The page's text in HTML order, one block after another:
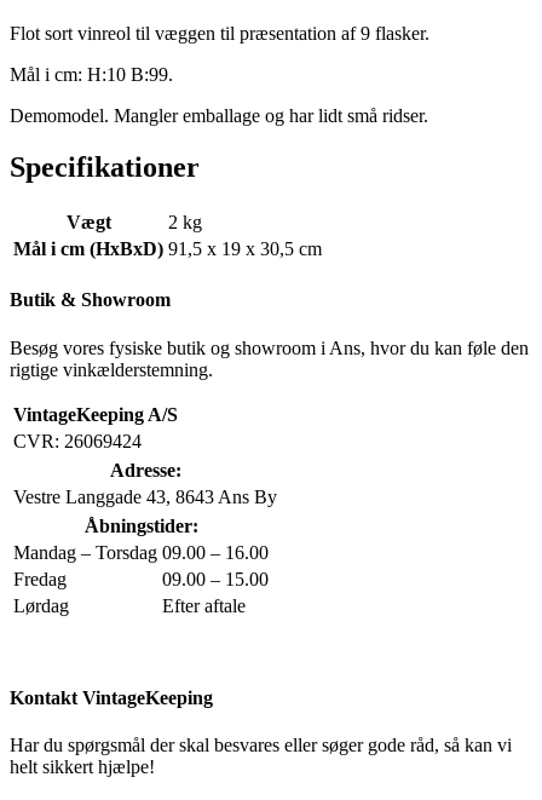
Flot sort vinreol til væggen til præsentation af 9 flasker.
Mål i cm: H:10 B:99.
Demomodel. Mangler emballage og har lidt små ridser.
Specifikationer
Vægt
2 kg
Mål i cm (HxBxD) 91,5 x 19 x 30,5 cm
Butik & Showroom
Besøg vores fysiske butik og showroom i Ans, hvor du kan føle den
rigtige vinkælderstemning.
VintageKeeping A/S
CVR: 26069424
Adresse:
Vestre Langgade 43, 8643 Ans By
Åbningstider:
Mandag – Torsdag 09.00 – 16.00
Fredag
09.00 – 15.00
Lørdag
Efter aftale
Kontakt VintageKeeping
Har du spørgsmål der skal besvares eller søger gode råd, så kan vi
helt sikkert hjælpe!